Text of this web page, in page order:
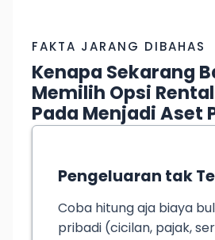
FAKTA JARANG DIBAHAS
Kenapa Sekarang
Memilih Opsi
Pada Menjadi Aset
Pengeluaran tak
Coba hitung aja biaya
pribadi (cicilan, pajak,